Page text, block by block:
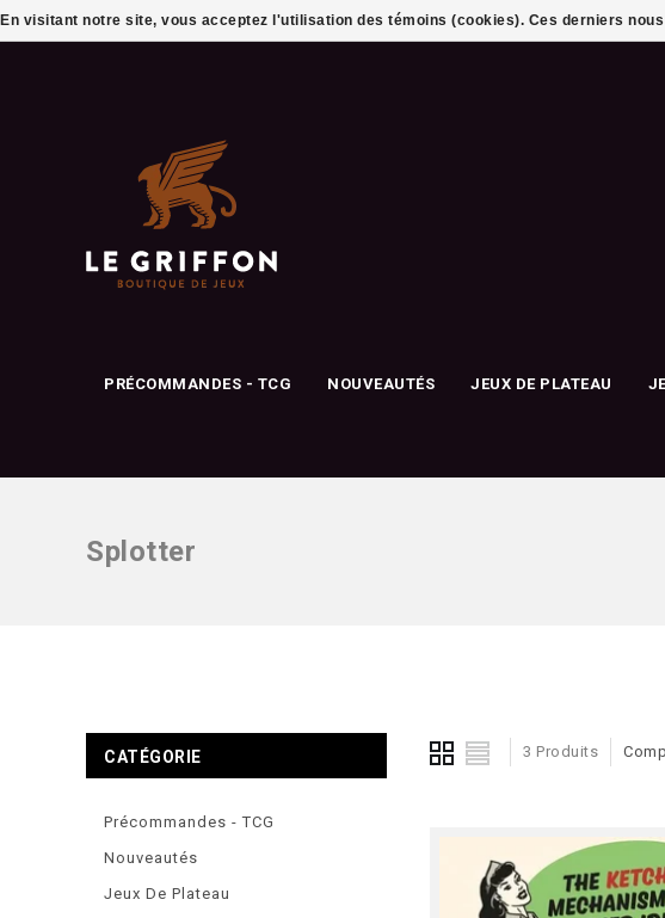
PRÉCOMMANDES - TCG NOUVEAUTÉS JEUX DE PLATEAU
Splotter
3 Produits
CATÉGORIE
Précommandes - TCG
Nouveautés
Jeux De Plateau
En visitant notre site, vous acceptez l'utilisation des témoins (cookies). Ces derniers